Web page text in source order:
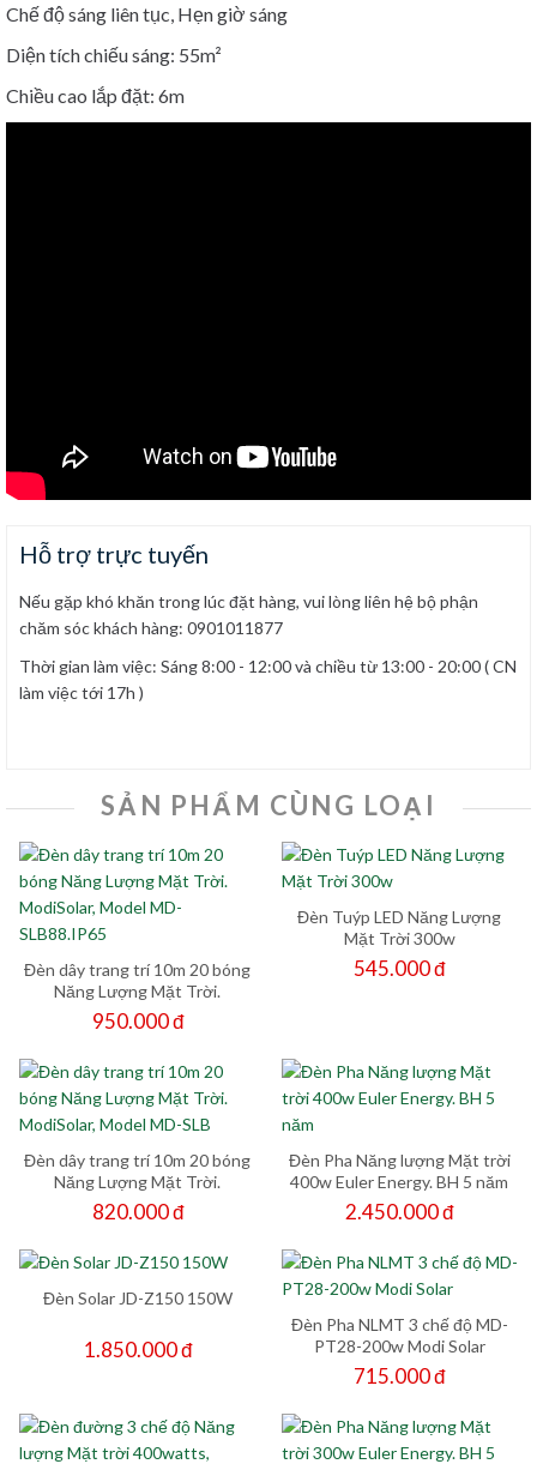
Chế độ sáng liên tục, Hẹn giờ sáng
Diện tích chiếu sáng: 55m²
Chiều cao lắp đặt: 6m
Hỗ trợ trực tuyến
Nếu gặp khó khăn trong lúc đặt hàng, vui lòng liên hệ bộ phận
chăm sóc khách hàng: 0901011877
Thời gian làm việc: Sáng 8:00 - 12:00 và chiều từ 13:00 - 20:00 ( CN
làm việc tới 17h )
SẢN PHẨM CÙNG LOẠI
Đèn dây trang trí 10m 20 bóng
Năng Lượng Mặt Trời.
ModiSolar, Model MD-
SLB88.IP65
950.000 đ
Đèn Tuýp LED Năng Lượng
Mặt Trời 300w
545.000 đ
Đèn dây trang trí 10m 20 bóng
Năng Lượng Mặt Trời.
ModiSolar, Model MD-SLB
820.000 đ
Đèn Pha Năng lượng Mặt trời
400w Euler Energy. BH 5 năm
2.450.000 đ
Đèn Solar JD-Z150 150W
1.850.000 đ
Đèn Pha NLMT 3 chế độ MD-
PT28-200w Modi Solar
715.000 đ